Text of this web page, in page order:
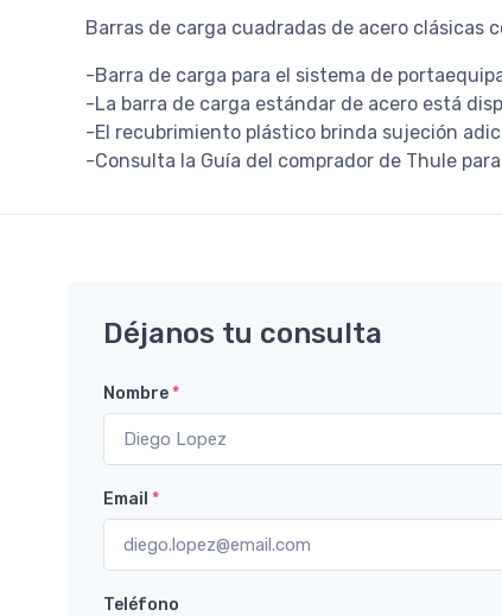
Barras de carga cuadradas de acero clásicas
-Barra de carga para el sistema de
-La barra de carga estándar de acero está
-El recubrimiento plástico brinda sujeción
-Consulta la Guía del comprador de Thule
Déjanos tu consulta
Nombre*
Email *
Teléfono